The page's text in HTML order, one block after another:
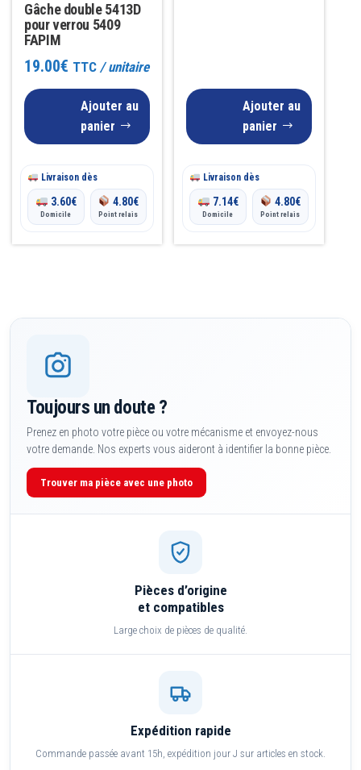
Gâche double 5413D
pour verrou 5409
FAPIM
19.00€ TTC / unitaire
Ajouter au
panier
Livraison dès
3.60€
Domicile
4.80€
Point relais
Ajouter au
panier
Livraison dès
7.14€
Domicile
4.80€
Point relais
Toujours un doute ?
Prenez en photo votre pièce ou votre mécanisme et envoyez-nous
votre demande. Nos experts vous aideront à identifier la bonne pièce.
Trouver ma pièce avec une photo
Pièces d’origine
et compatibles
Large choix de pièces de qualité.
Expédition rapide
Commande passée avant 15h, expédition jour J sur articles en stock.